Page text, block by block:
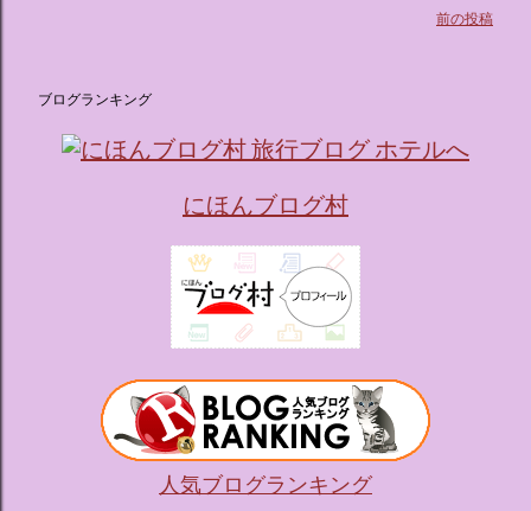
人気キャラクターたちがそれぞれの“好き”や理想を詰め込ん
前の投稿
ブログランキング
にほんブログ村
人気ブログランキング